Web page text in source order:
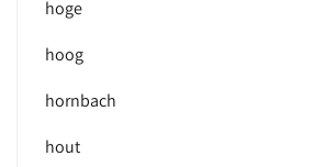
hoge
hoog
hornbach
hout